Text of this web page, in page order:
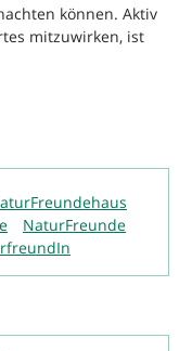
können. Aktiv
mitzuwirken, ist
NaturFreunde